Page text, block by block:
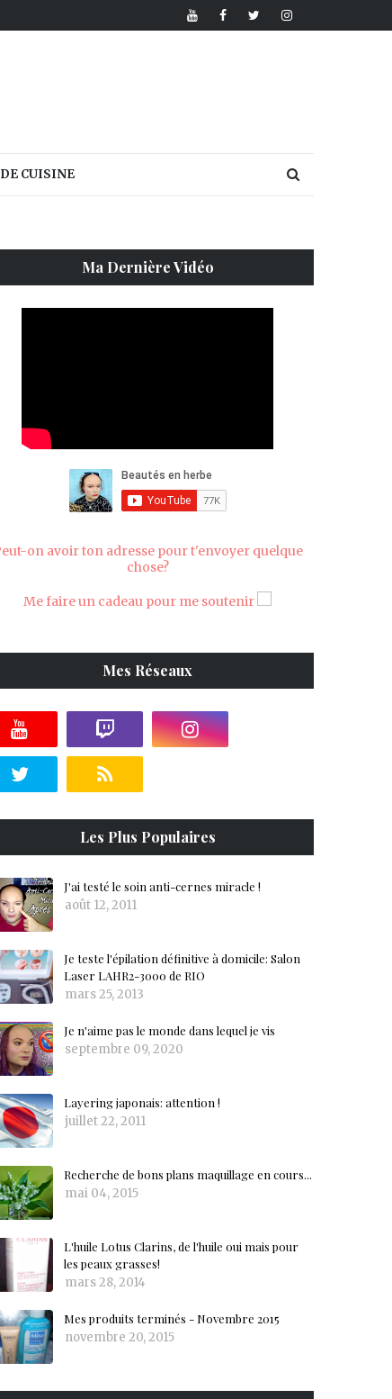
CUISINE
Ma Dernière Vidéo
on avoir ton adresse pour t'envoyer quelque
chose?
Me faire un cadeau pour me soutenir
Mes Réseaux
Les Plus Populaires
J'ai testé le soin anti-cernes miracle !
août 12, 2011
Je teste l'épilation définitive à domicile: Salon
Laser LAHR2-3000 de RIO
mars 25, 2013
Je n'aime pas le monde dans lequel je vis
septembre 09, 2020
Layering japonais: attention !
juillet 22, 2011
Recherche de bons plans maquillage en cours...
mai 04, 2015
L'huile Lotus Clarins, de l'huile oui mais pour
les peaux grasses!
mars 28, 2014
Mes produits terminés - Novembre 2015
novembre 20, 2015